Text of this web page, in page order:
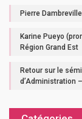
Pierre
Karine Pueyo
Région Grand Est
Retour sur le
d’Administration